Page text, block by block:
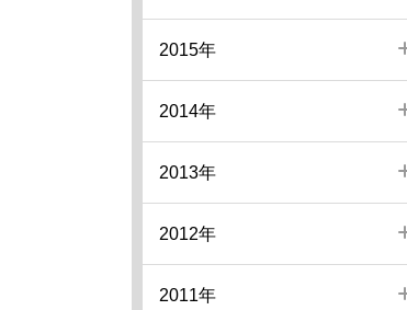
2015年
2014年
2013年
2012年
2011年